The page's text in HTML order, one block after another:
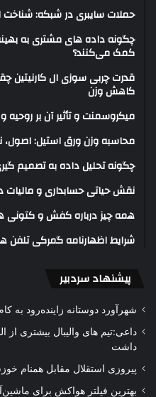
حملات سایبری در شبکه: شناخت
چگونه داده های مشتری به
کمک می‌کنند؟
قدرت چربی سوزی ال کارنیتین
کاهش وزن
میکروسمنت و تأثیر آن بر
محاسبه وزن ورق استیل:
چگونه تحلیل داده به تصمیم
نقش حیاتی حسابداری و مالیات
همه چیز درباره کفش و کتونی
شرایط اظهارنامه گمرکی تلفن
پیشنهاد سردبیر
شهرآورد دوستانه زاینده‌رود به
داعی:تیم های والیبال بیشتری از
داشت
پیروزی استقلال مقابل همنام
بهترین فیلتر هواکش برای